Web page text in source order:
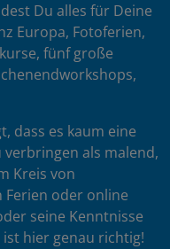
Du alles für Deine
Europa, Fotoferien,
fünf große
dass es kaum eine
als malend,
Kreis von
Ferien oder online
seine Kenntnisse
hier genau richtig!